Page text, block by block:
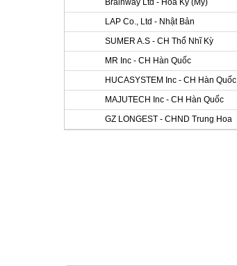
Brainway Ltd - Hoa Kỳ (Mỹ)
LAP Co., Ltd - Nhật Bản
SUMER A.S - CH Thổ Nhĩ Kỳ
MR Inc - CH Hàn Quốc
HUCASYSTEM Inc - CH Hàn Quốc
MAJUTECH Inc - CH Hàn Quốc
GZ LONGEST - CHND Trung Hoa